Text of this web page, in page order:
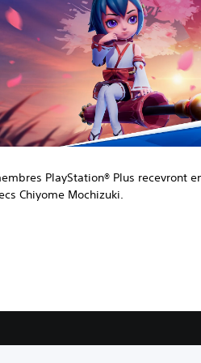
PlayStation® Plus recevront
Chiyome Mochizuki.